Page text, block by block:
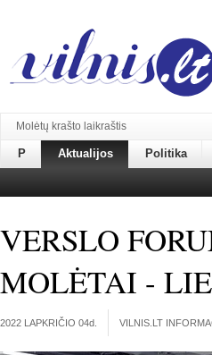
Molėtų krašto laikraštis
P Aktualijos Politika
VERSLO
MOLĖTAI -
2022 LAPKRIČIO 04d. VILNIS.LT